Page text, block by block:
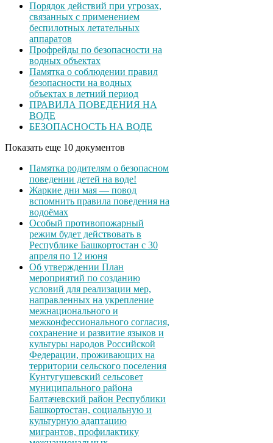
Порядок действий при угрозах,
связанных с применением
беспилотных летательных
аппаратов
Профрейды по безопасности на
водных объектах
Памятка о соблюдении правил
безопасности на водных
объектах в летний период
ПРАВИЛА ПОВЕДЕНИЯ НА
ВОДЕ
БЕЗОПАСНОСТЬ НА ВОДЕ
Показать еще 10 документов
Памятка родителям о безопасном
поведении детей на воде!
Жаркие дни мая — повод
вспомнить правила поведения на
водоёмах
Особый противопожарный
режим будет действовать в
Республике Башкортостан с 30
апреля по 12 июня
Об утверждении План
мероприятий по созданию
условий для реализации мер,
направленных на укрепление
межнационального и
межконфессионального согласия,
сохранение и развитие языков и
культуры народов Российской
Федерации, проживающих на
территории сельского поселения
Кунтугушевский сельсовет
муниципального района
Балтачевский район Республики
Башкортостан, социальную и
культурную адаптацию
мигрантов, профилактику